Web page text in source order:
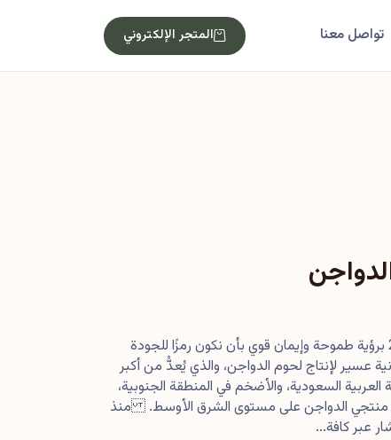
تواصل معنا المتجر الإلكتروني
بدأت رحلتنا في أصول عام 2013 برؤية طموحة وإيمان قوي بأن نكون رمزًا للجودة
عسير لإنتاج لحوم الدواجن، والذي يُعدُّ من أكبر
السعودية، والأضخم في المنطقة الجنوبية،
منتجي الدواجن على مستوى الشرق الأوسط. منذ
عبر كافة...